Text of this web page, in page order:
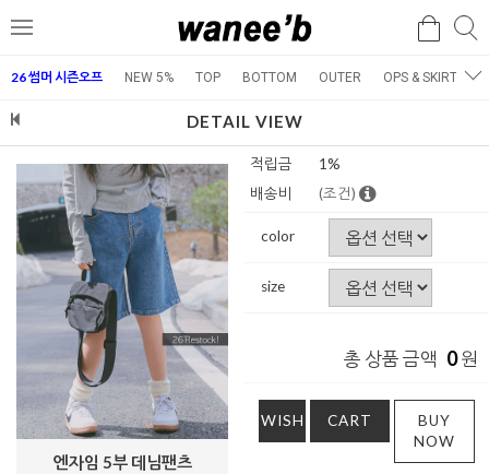
메
검
26 썸머 시즌오프 NEW 5% TOP BOTTOM OUTER OPS & SKIRT
DETAIL VIEW
엔자임 5부 데님팬츠
적립금
1%
배송비
(조건)
color
size
총 상품 금액 0원
WISH CART
BUY
NOW